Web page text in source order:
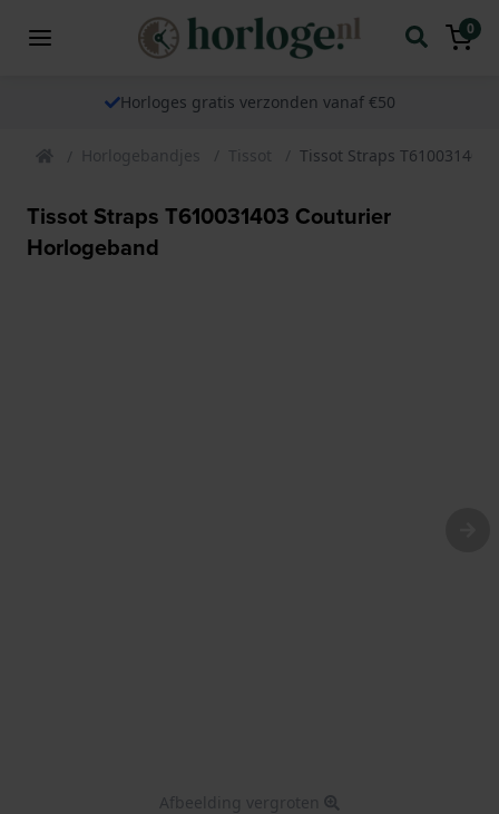
0
Horloges gratis verzonden vanaf €50
Horlogebandjes Tissot Tissot Straps
Tissot Straps T610031403 Couturier
Horlogeband
Afbeelding vergroten